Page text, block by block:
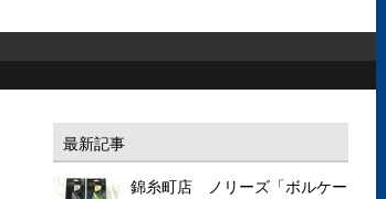
最新記事
錦糸町店 ノリーズ「ボルケー